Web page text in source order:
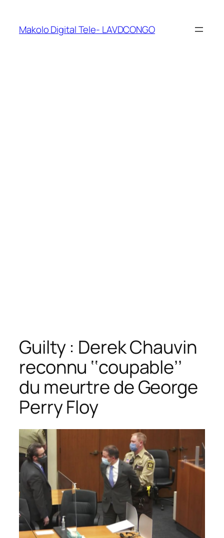
Makolo Digital Tele- LAVDCONGO
Guilty : Derek Chauvin
reconnu ‘‘coupable’’
du meurtre de George
Perry Floy